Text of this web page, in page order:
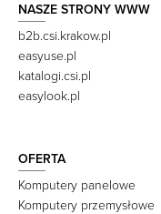
NASZE STRONY WWW
b2b.csi.krakow.pl
easyuse.pl
katalogi.csi.pl
easylook.pl
OFERTA
Komputery panelowe
Komputery przemysłowe